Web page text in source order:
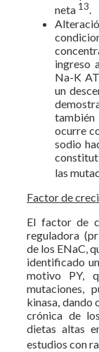
neta 13.
ingreso
Na-K
un
ocurre
sodio
las
Factor de
El factor de
reguladora
de los ENaC,
identificado
motivo PY,
mutaciones,
kinasa, dando
crónica de
dietas altas
estudios con